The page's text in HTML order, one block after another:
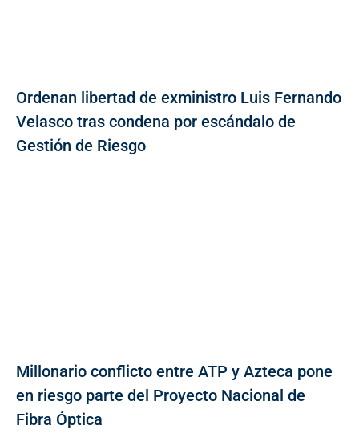
Ordenan libertad de exministro Luis Fernando
Velasco tras condena por escándalo de
Gestión de Riesgo
Millonario conflicto entre ATP y Azteca pone
en riesgo parte del Proyecto Nacional de
Fibra Óptica